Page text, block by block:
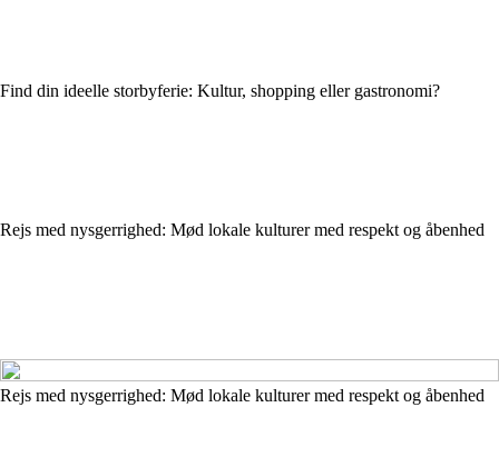
Find din ideelle storbyferie: Kultur, shopping eller gastronomi?
Rejs med nysgerrighed: Mød lokale kulturer med respekt og åbenhed
Rejs med nysgerrighed: Mød lokale kulturer med respekt og åbenhed